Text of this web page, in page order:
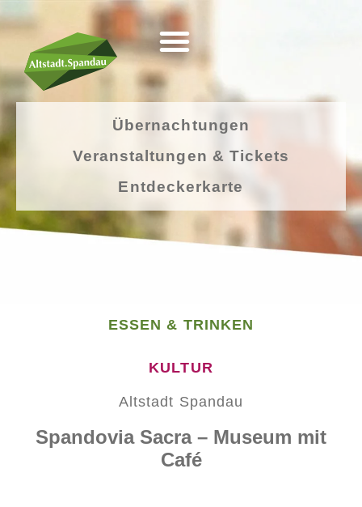
Übernachtungen
Veranstaltungen & Tickets
Entdeckerkarte
ESSEN & TRINKEN
KULTUR
Altstadt Spandau
Spandovia Sacra – Museum mit
Café